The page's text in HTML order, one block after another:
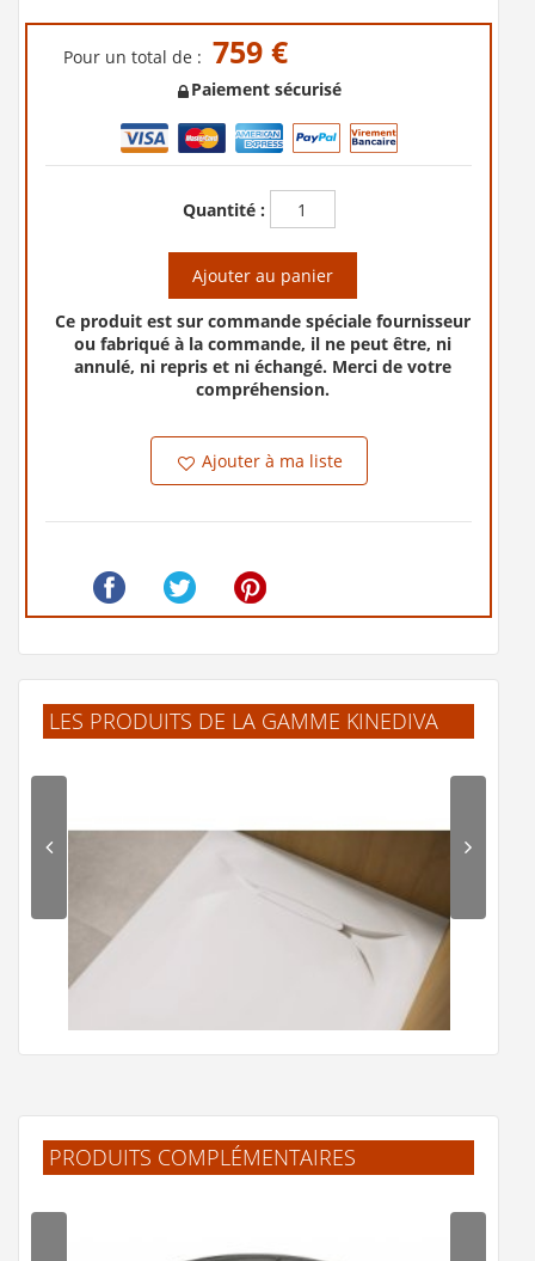
Pour un total de : 759 €
Paiement sécurisé
Quantité :
Ajouter au panier
Ce produit est sur commande spéciale fournisseur
ou fabriqué à la commande, il ne peut être, ni
annulé, ni repris et ni échangé. Merci de votre
compréhension.
Ajouter à ma liste
LES PRODUITS DE LA GAMME KINEDIVA
Receveur de douche KINEDIVA avec écoulement d'eau
PRODUITS COMPLÉMENTAIRES